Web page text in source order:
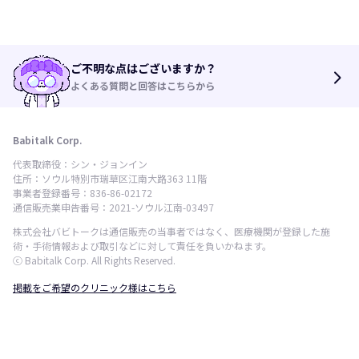
ご不明な点はございますか？
よくある質問と回答はこちらから arrow_forward_ios
Babitalk Corp.
代表取締役：シン・ジョンイン
住所：ソウル特別市瑞草区江南大路363 11階
事業者登録番号：836-86-02172
通信販売業申告番号：2021-ソウル江南-03497
株式会社バビトークは通信販売の当事者ではなく、医療機関が登録した施
術・手術情報および取引などに対して責任を負いかねます。
ⓒ Babitalk Corp. All Rights Reserved.
掲載をご希望のクリニック様はこちら